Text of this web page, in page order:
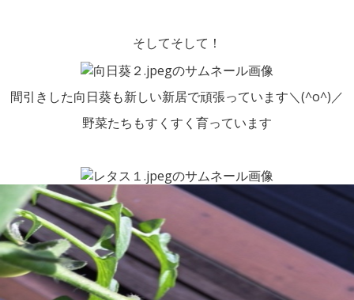
そしてそして！
間引きした向日葵も新しい新居で頑張っています＼(^o^)／
野菜たちもすくすく育っています